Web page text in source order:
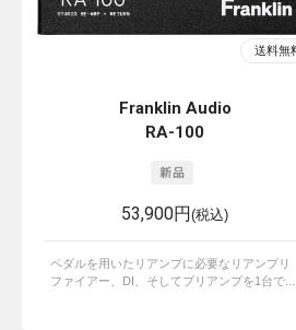
Franklin Audio
RA-100
53,900円(税込)
ペダルを用いたリアンプに必要なリアンプリ
ファイアー、DI、そしてプリアンプを1台で...